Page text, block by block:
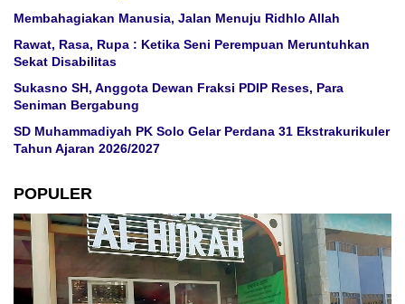
Membahagiakan Manusia, Jalan Menuju Ridhlo Allah
Rawat, Rasa, Rupa : Ketika Seni Perempuan Meruntuhkan
Sekat Disabilitas
Sukasno SH, Anggota Dewan Fraksi PDIP Reses, Para
Seniman Bergabung
SD Muhammadiyah PK Solo Gelar Perdana 31 Ekstrakurikuler
Tahun Ajaran 2026/2027
POPULER